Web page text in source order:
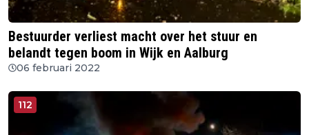
Bestuurder verliest macht over het stuur en
belandt tegen boom in Wijk en Aalburg
06 februari 2022
112